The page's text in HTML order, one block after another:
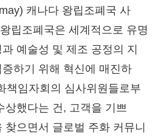
캐나다 왕립조폐국 사
립조폐국은 세계적으로 유명
예술성 및 제조 공정의 지
하기 위해 혁신에 매진하
책임자회의 심사위원들로부
상했다는 건, 고객을 기쁘
으면서 글로벌 주화 커뮤니